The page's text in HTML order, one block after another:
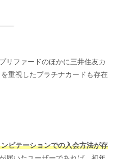
リファードのほかに三井住友カ
重視したプラチナカードも存在
ビテーションでの入会方法が存